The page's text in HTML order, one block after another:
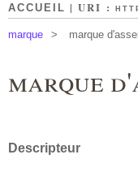
ACCUEIL | URI :
marque > marque
marque
Descripteur